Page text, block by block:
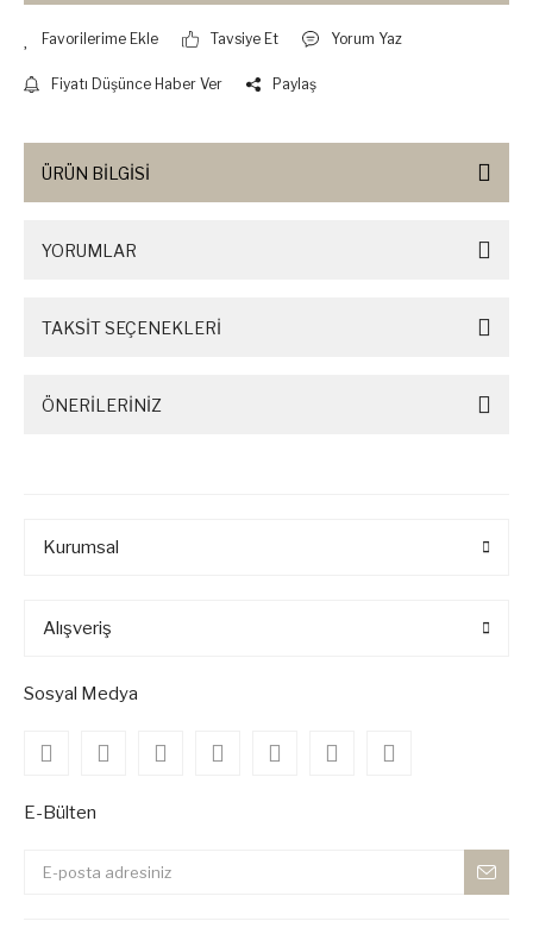
Tavsiye Et Yorum Yaz
Fiyatı Düşünce Haber Ver Paylaş
ÜRÜN BİLGİSİ
YORUMLAR
TAKSİT SEÇENEKLERİ
ÖNERİLERİNİZ
Kurumsal
Alışveriş
Sosyal Medya
E-Bülten